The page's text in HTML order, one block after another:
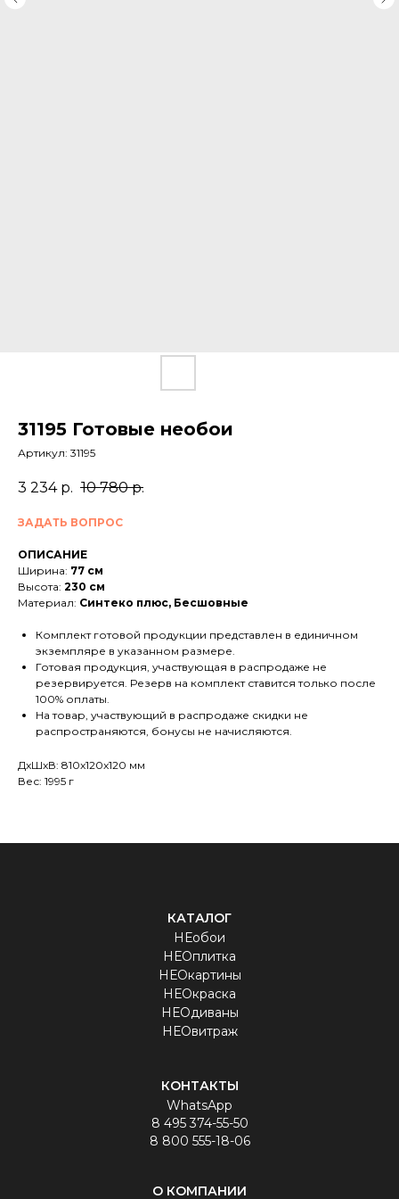
31195 Готовые необои
Артикул: 31195
3 234 р. 10 780 р.
ЗАДАТЬ ВОПРОС
ОПИСАНИЕ
Ширина: 77 см
Высота: 230 см
Материал: Синтеко плюс, Бесшовные
Комплект готовой продукции представлен в единичном
экземпляре в указанном размере.
Готовая продукция, участвующая в распродаже не
резервируется. Резерв на комплект ставится только после
100% оплаты.
На товар, участвующий в распродаже скидки не
распространяются, бонусы не начисляются.
ДxШxВ: 810x120x120 мм
Вес: 1995 г
КАТАЛОГ
НЕобои
НЕОплитка
НЕОкартины
НЕОкраска
НЕОдиваны
НЕОвитраж
КОНТАКТЫ
WhatsApp
8 495 374-55-50
8 800 555-18-06
О КОМПАНИИ